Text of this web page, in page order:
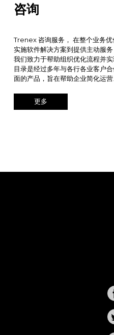
咨询
Trenex 咨询服务， 在整个业务
实施软件解决方案到提供主动服
我们致力于帮助组织优化流程并
目录是经过多年与各行各业客户
面的产品，旨在帮助企业简化运
更多